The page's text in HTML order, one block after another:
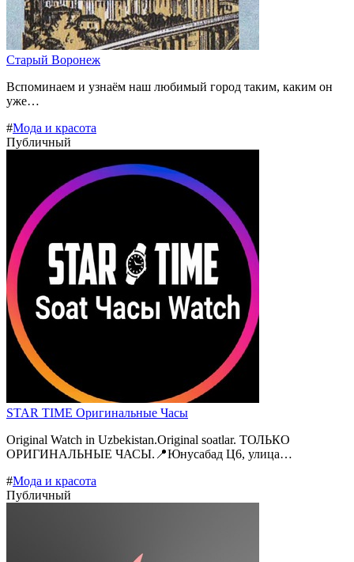
Старый Воронеж
Вспоминаем и узнаём наш любимый город таким, каким он
уже…
#Мода и красота
Публичный
STAR TIME Оригинальные Часы
Original Watch in Uzbekistan.Original soatlar. ТОЛЬКО
ОРИГИНАЛЬНЫЕ ЧАСЫ.📍Юнусабад Ц6, улица…
#Мода и красота
Публичный